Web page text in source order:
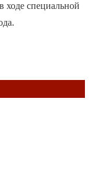
ходе специальной